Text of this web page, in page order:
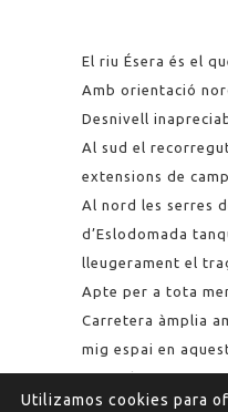
El riu Ésera és el
Amb orientació
Desnivell
Al sud el
extensions de
Al nord les serres
d’Eslodomada
lleugerament el
Apte per a tota
Carretera àmplia
mig espai en
natural.
Sinositat baixa-
Utilizamos cookies para